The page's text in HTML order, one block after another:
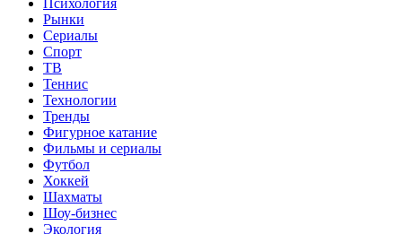
Рынки
Сериалы
Спорт
ТВ
Теннис
Технологии
Тренды
Фигурное катание
Фильмы и сериалы
Футбол
Хоккей
Шахматы
Шоу-бизнес
Экология